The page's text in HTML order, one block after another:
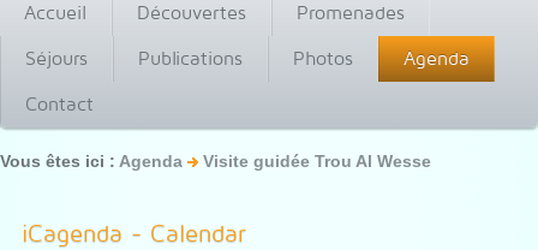
Accueil Découvertes
Promenades
Séjours
Publications Photos
Agenda
Contact
Vous êtes ici : Agenda Visite guidée Trou Al Wesse
iCagenda - Calendar
précédente précédent